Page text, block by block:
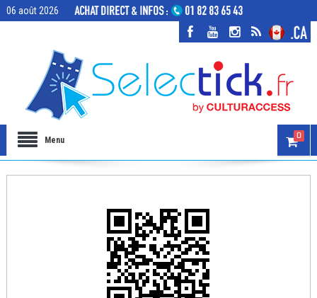
06 août 2026
Menu 0